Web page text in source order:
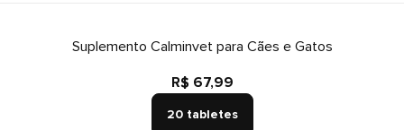
Suplemento Calminvet para Cães e Gatos
R$ 67,99
20 tabletes